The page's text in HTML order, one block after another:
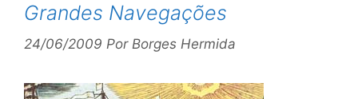
Grandes Navegações
24/06/2009 Por Borges Hermida